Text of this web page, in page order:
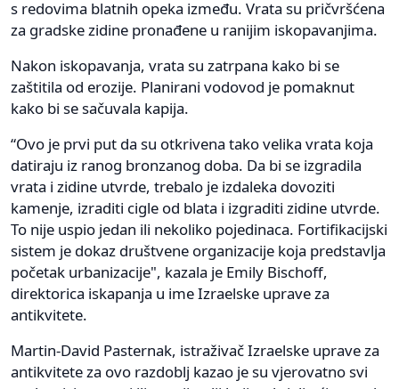
s redovima blatnih opeka između. Vrata su pričvršćena
za gradske zidine pronađene u ranijim iskopavanjima.
Nakon iskopavanja, vrata su zatrpana kako bi se
zaštitila od erozije. Planirani vodovod je pomaknut
kako bi se sačuvala kapija.
“Ovo je prvi put da su otkrivena tako velika vrata koja
datiraju iz ranog bronzanog doba. Da bi se izgradila
vrata i zidine utvrde, trebalo je izdaleka dovoziti
kamenje, izraditi cigle od blata i izgraditi zidine utvrde.
To nije uspio jedan ili nekoliko pojedinaca. Fortifikacijski
sistem je dokaz društvene organizacije koja predstavlja
početak urbanizacije", kazala je Emily Bischoff,
direktorica iskapanja u ime Izraelske uprave za
antikvitete.
Martin-David Pasternak, istraživač Izraelske uprave za
antikvitete za ovo razdoblj kazao je su vjerovatno svi